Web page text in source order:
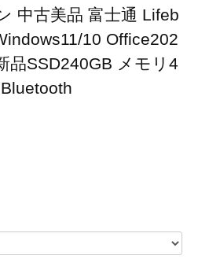
中古美品 富士通 Lifeb
10 Office202
品SSD240GB メモリ4